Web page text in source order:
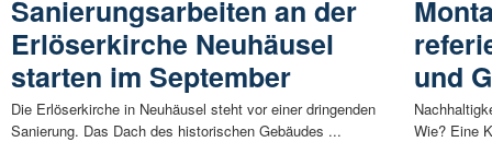
Sanierungsarbeiten an der
Erlöserkirche Neuhäusel
starten im September
Die Erlöserkirche in Neuhäusel steht vor einer dringenden
Sanierung. Das Dach des historischen Gebäudes ...
und
Wie? Eine